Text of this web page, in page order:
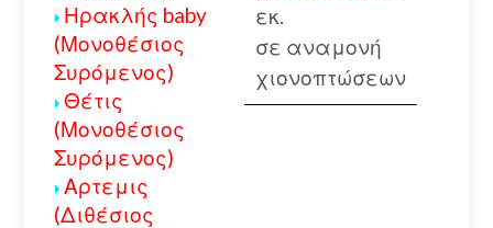
Ηρακλής baby
(Μονοθέσιος
Συρόμενος)
Θέτις
(Μονοθέσιος
Συρόμενος)
Αρτεμις
(Διθέσιος
εκ.
σε αναμονή
χιονοπτώσεων